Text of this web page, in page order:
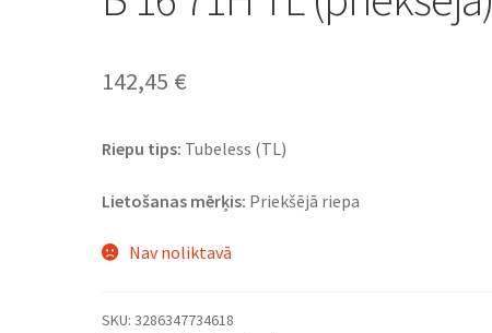
142,45 €
Riepu tips: Tubeless (TL)
Lietošanas mērķis: Priekšējā riepa
Nav noliktavā
SKU:3286347734618